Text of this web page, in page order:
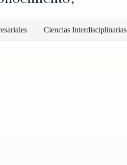
Ciencias Interdisciplinarias